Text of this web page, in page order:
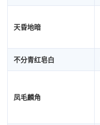
天昏地暗
不分青红皂白
凤毛麟角